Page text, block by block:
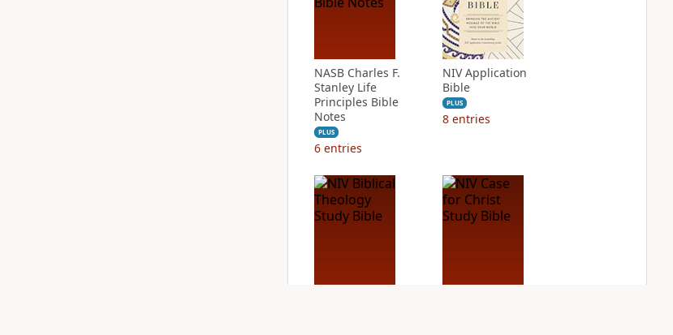
NASB Charles F.
Stanley Life
Principles Bible
Notes
PLUS
6 entries
NIV Application
Bible
PLUS
8 entries